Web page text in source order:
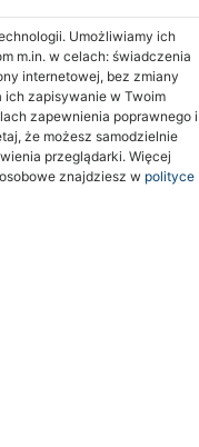
Umożliwiamy ich
m.in. w celach: świadczenia
internetowej, bez zmiany
ich zapisywanie w Twoim
zapewnienia poprawnego i
że możesz samodzielnie
przeglądarki. Więcej
znajdziesz w polityce